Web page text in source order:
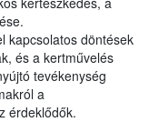
kapcsolatos döntések
és a kertművelés
tevékenység
a
érdeklődők.